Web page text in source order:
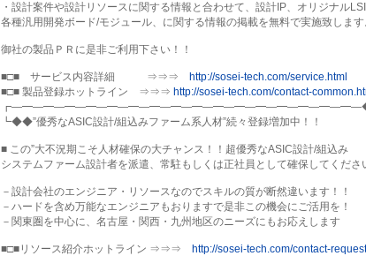
・設計案件や設計リソースに関する情報と合わせて、設計IP、オリジナルLSI
各種汎用開発ボード/モジュール、に関する情報の掲載を無料で実施致します
御社の製品ＰＲに是非ご利用下さい！！
■□■　サービス内容詳細　　　⇒⇒⇒ http://sosei-tech.com/service.html
■□■ 製品登録ホットライン　⇒⇒⇒ http://sosei-tech.com/contact-
┗◆◆”優秀なASIC設計/組込みファーム系人材”続々登録増加中！！
■ この”大不況期こそ人材確保の大チャンス！！超優秀なASIC設計/組込み
システムファーム設計者を派遣、常駐もしくは正社員として確保してくださ
－設計会社のエンジニア・リソースなのでスキルの質が断然違います！！
－ハードを含め万能なエンジニアもおりますで是非この機会にご活用を！
－関東圏を中心に、名古屋・関西・九州地区のニーズにもお応えします
■□■リソース紹介ホットライン ⇒⇒⇒ http://sosei-tech.com/contact-